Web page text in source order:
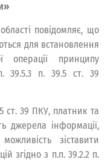
повідомляє, що
для встановлення
операції принципу
39.5.3 п. 39.5 ст. 39
ст. 39 ПКУ, платник та
джерела інформації,
зіставити
згідно з п.п. 39.2.2 п.